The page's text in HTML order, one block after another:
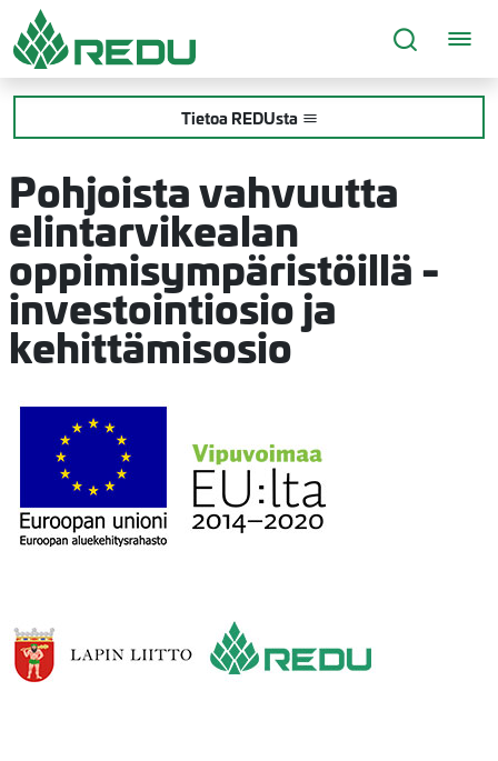
Siirry sivusisältöön
Tietoa REDUsta
Pohjoista vahvuutta
elintarvikealan
oppimisympäristöillä -
investointiosio ja
kehittämisosio